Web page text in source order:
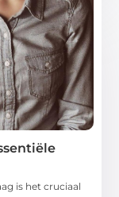
is het cruciaal